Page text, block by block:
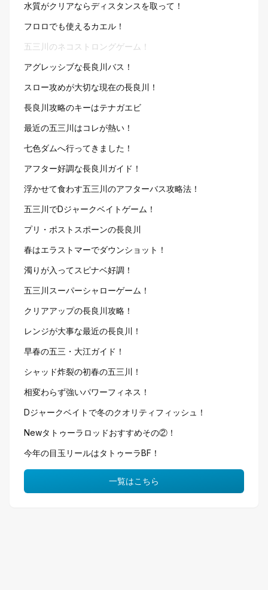
水質がクリアならディスタンスを取って！
フロロでも使えるカエル！
五三川のネコストロングゲーム！
アグレッシブな長良川バス！
スロー攻めが大切な現在の長良川！
長良川攻略のキーはテナガエビ
最近の五三川はコレが熱い！
七色ダムへ行ってきました！
アフター好調な長良川ガイド！
浮かせて食わす五三川のアフターバス攻略法！
五三川でDジャークベイトゲーム！
プリ・ポストスポーンの長良川
春はエラストマーでダウンショット！
濁りが入ってスピナベ好調！
五三川スーパーシャローゲーム！
クリアアップの長良川攻略！
レンジが大事な最近の長良川！
早春の五三・大江ガイド！
シャッド炸裂の初春の五三川！
相変わらず強いパワーフィネス！
Dジャークベイトで冬のクオリティフィッシュ！
Newタトゥーラロッドおすすめその②！
今年の目玉リールはタトゥーラBF！
一覧はこちら